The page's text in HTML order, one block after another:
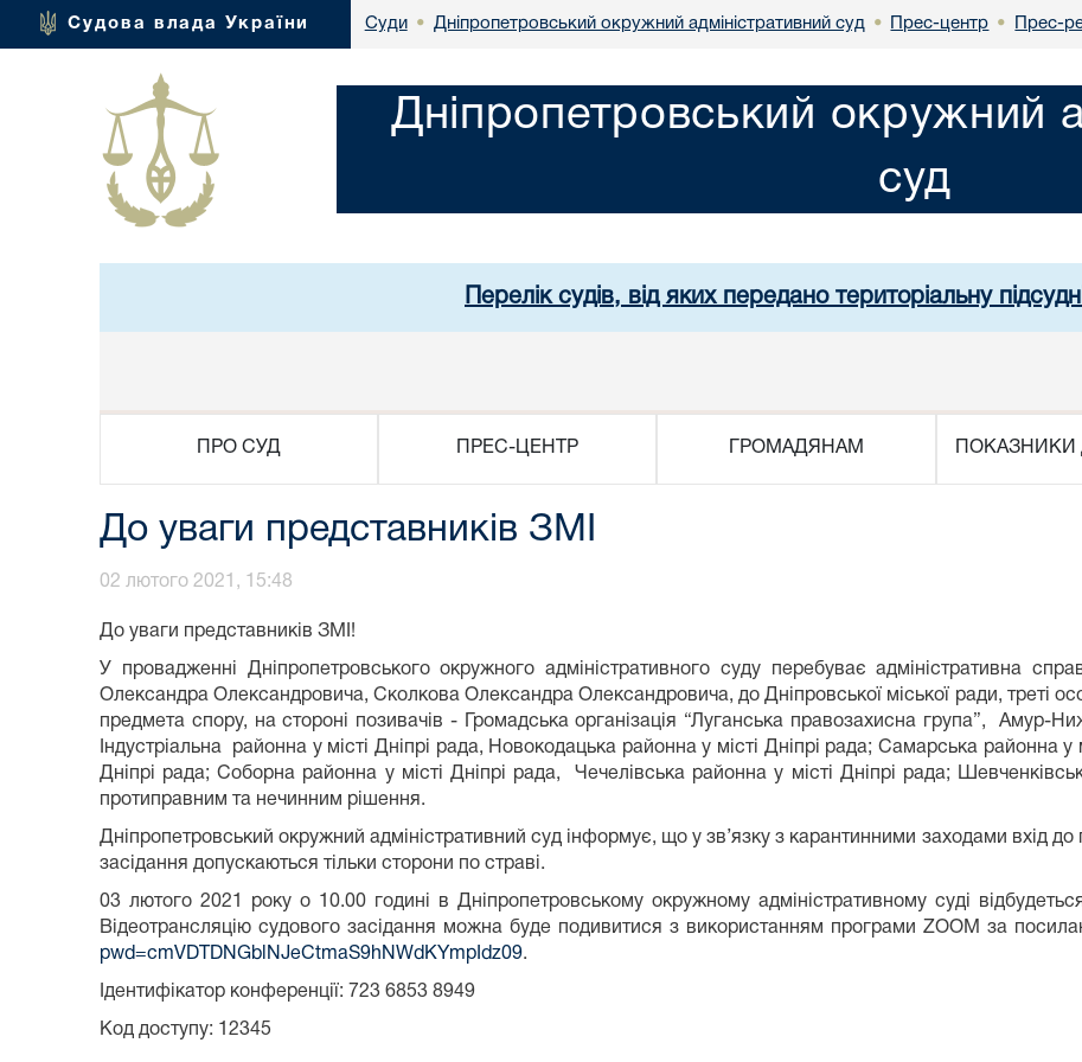
Судова влада України Суди • Дніпропетровський окружний адміністративний суд • Прес-центр • Прес-
Дніпропетровський окружний
суд
Перелік судів, від яких передано територіальну
ПРО СУД ПРЕС-ЦЕНТР ГРОМАДЯНАМ ПОКАЗНИКИ
До уваги представників ЗМІ
02 лютого 2021, 15:48
До уваги представників ЗМІ!
У провадженні Дніпропетровського окружного адміністративного суду перебуває адміністративна
Олександра Олександровича, Сколкова Олександра Олександровича, до Дніпровської міської ради, треті
предмета спору, на стороні позивачів - Громадська організація “Луганська правозахисна група”, Амур-
Індустріальна районна у місті Дніпрі рада, Новокодацька районна у місті Дніпрі рада; Самарська районна
Дніпрі рада; Соборна районна у місті Дніпрі рада, Чечелівська районна у місті Дніпрі рада;
протиправним та нечинним рішення.
Дніпропетровський окружний адміністративний суд інформує, що у зв’язку з карантинними заходами вхід
засідання допускаються тільки сторони по страві.
03 лютого 2021 року о 10.00 годині в Дніпропетровському окружному адміністративному суді
Відеотрансляцію судового засідання можна буде подивитися з використанням програми ZOOM за
pwd=cmVDTDNGblNJeCtmaS9hNWdKYmpIdz09.
Ідентифікатор конференції: 723 6853 8949
Код доступу: 12345